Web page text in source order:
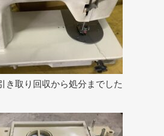
き取り回収から処分までした